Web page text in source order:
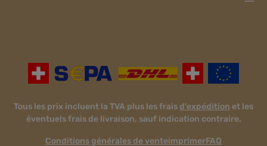
Tous les prix incluent la TVA plus les fraisd'expédition et les
éventuels frais de livraison, sauf indication contraire.
Conditions générales de venteimprimerFAQ